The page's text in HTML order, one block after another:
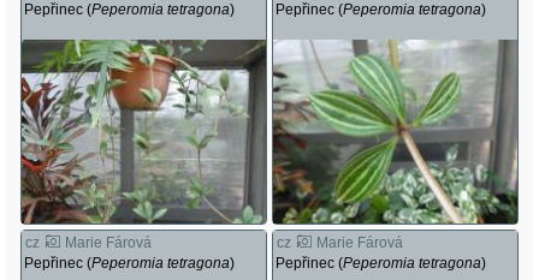
Pepřinec (Peperomia tetragona)
Pepřinec (Peperomia tetragona)
cz
Marie Fárová
Pepřinec (Peperomia tetragona)
cz
Marie Fárová
Pepřinec (Peperomia tetragona)